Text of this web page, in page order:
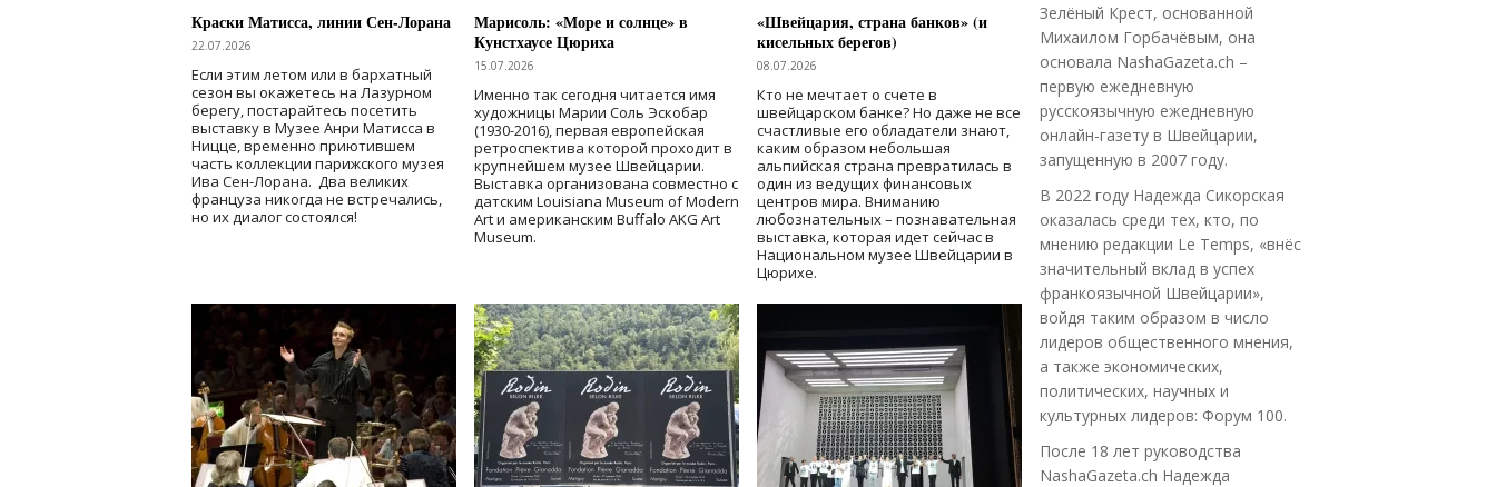
Краски Матисса, линии Сен-Лорана
22.07.2026
Если этим летом или в бархатный
сезон вы окажетесь на Лазурном
берегу, постарайтесь посетить
выставку в Музее Анри Матисса в
Ницце, временно приютившем
часть коллекции парижского музея
Ива Сен-Лорана. Два великих
француза никогда не встречались,
но их диалог состоялся!
Марисоль: «Море и солнце» в
Кунстхаусе Цюриха
15.07.2026
Именно так сегодня читается имя
художницы Марии Соль Эскобар
(1930-2016), первая европейская
ретроспектива которой проходит в
крупнейшем музее Швейцарии.
Выставка организована совместно с
датским Louisiana Museum of Modern
Art и американским Buffalo AKG Art
Museum.
«Швейцария, страна банков» (и
кисельных берегов)
08.07.2026
Кто не мечтает о счете в
швейцарском банке? Но даже не все
счастливые его обладатели знают,
каким образом небольшая
альпийская страна превратилась в
один из ведущих финансовых
центров мира. Вниманию
любознательных – познавательная
выставка, которая идет сейчас в
Национальном музее Швейцарии в
Цюрихе.
Зелёный Крест, основанной
Михаилом Горбачёвым, она
основала NashaGazeta.ch –
первую ежедневную
русскоязычную ежедневную
онлайн-газету в Швейцарии,
запущенную в 2007 году.
В 2022 году Надежда Сикорская
оказалась среди тех, кто, по
мнению редакции Le Temps, «внёс
значительный вклад в успех
франкоязычной Швейцарии»,
войдя таким образом в число
лидеров общественного мнения,
а также экономических,
политических, научных и
культурных лидеров: Форум 100.
После 18 лет руководства
NashaGazeta.ch Надежда